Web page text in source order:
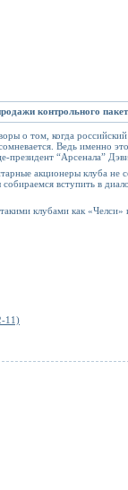
контрольного
о том, когда
Ведь именно
президент “Арсенала”
акционеры клуба не
вступить в
клубами как
11)